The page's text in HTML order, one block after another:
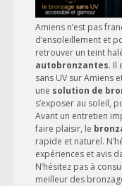
Amiens n’est pas
d’ensoleillement et
retrouver un teint
autobronzantes. Il
sans UV sur Amiens
une solution de
s’exposer au soleil,
Avant un entretien
faire plaisir, le
rapide et naturel.
expériences et avis
N’hésitez pas à
meilleur des